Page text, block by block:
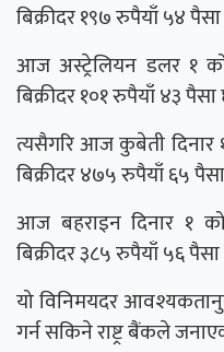
बिक्रीदर १९७ रुपैयाँ ५४
आज अस्ट्रेलियन डलर १
बिक्रीदर १०१ रुपैयाँ ४३
त्यसैगरि आज कुबेती दिनार
बिक्रीदर ४७५ रुपैयाँ ६५
आज बहराइन दिनार १
बिक्रीदर ३८५ रुपैयाँ ५६
यो विनिमयदर
गर्न सकिने राष्ट्र बैंकले